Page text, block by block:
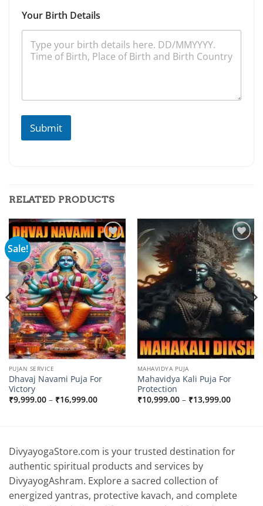
Your Birth Details
Submit
RELATED PRODUCTS
Sale!
Add to
wishlist
PUJAN SERVICE
Dhavaj Navami Puja For
Victory
₹9,999.00 – ₹16,999.00Price
Add to
wishlist
MAHAVIDYA PUJA
Mahavidya Kali Puja For
Protection
₹10,999.00 – ₹13,999.00Price
DivyayogaStore.com is your trusted destination for
authentic spiritual products and services by
DivyayogAshram. Explore a sacred collection of
energized yantras, protective kavach, and complete